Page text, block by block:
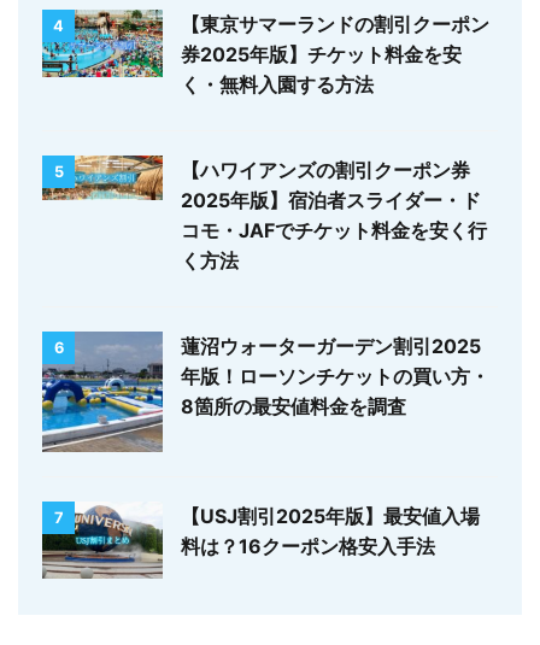
4
【東京サマーランドの割引クーポン
券2025年版】チケット料金を安
く・無料入園する方法
5
【ハワイアンズの割引クーポン券
2025年版】宿泊者スライダー・ド
コモ・JAFでチケット料金を安く行
く方法
6
蓮沼ウォーターガーデン割引2025
年版！ローソンチケットの買い方・
8箇所の最安値料金を調査
7
【USJ割引2025年版】最安値入場
料は？16クーポン格安入手法